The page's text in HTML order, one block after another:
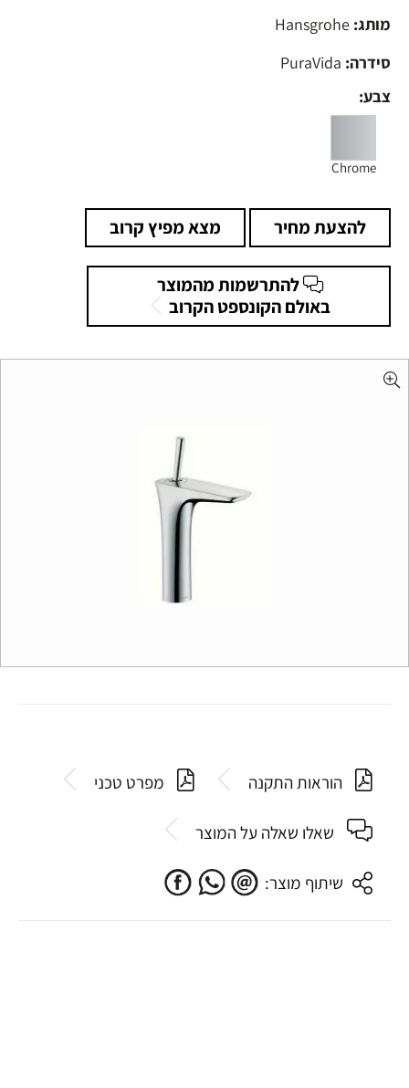
מותג:
סידרה:
צבע:
Chrome
להצעת מחיר מצא מפיץ קרוב
להתרשמות מהמוצר
באולם הקונספט הקרוב
הוראות התקנה מפרט טכני
שאלו שאלה על המוצר
שיתוף מוצר: